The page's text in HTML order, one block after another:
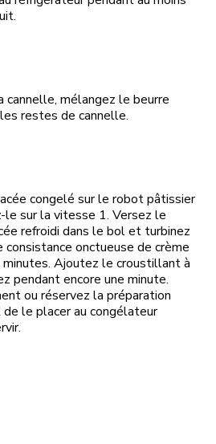
mélangez le beurre
restes de cannelle.
congelé sur le robot pâtissier
sur la vitesse 1. Versez le
refroidi dans le bol et turbinez
onctueuse de crème
Ajoutez le croustillant à
pendant encore une minute.
ou réservez la préparation
le placer au congélateur